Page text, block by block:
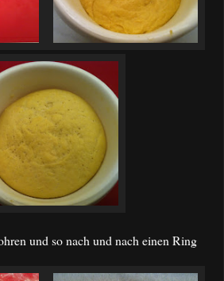
und so nach und nach einen Ring